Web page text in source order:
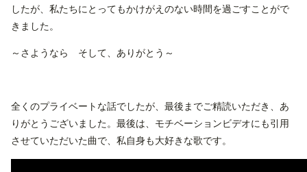
したが、私たちにとってもかけがえのない時間を過ごすことがで
きました。
～さようなら そして、ありがとう～
全くのプライベートな話でしたが、最後までご精読いただき、あ
りがとうございました。最後は、モチベーションビデオにも引用
させていただいた曲で、私自身も大好きな歌です。